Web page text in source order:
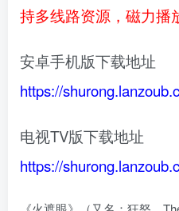
持多线路资源，磁力播
安卓手机版下载地址
https://
电视TV版下载地址
https://